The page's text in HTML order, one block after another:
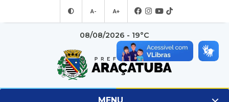
A- A+
08/08/2026 - 19°C